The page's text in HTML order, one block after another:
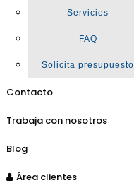
Servicios
FAQ
Solicita presupuesto
Contacto
Trabaja con nosotros
Blog
Área clientes